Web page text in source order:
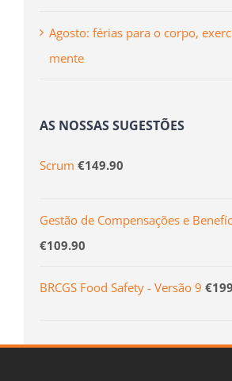
Agosto: férias para o corpo,
mente
AS NOSSAS SUGESTÕES
Scrum €149.90
Gestão de Compensações e
€109.90
BRCGS Food Safety - Versão 9 €